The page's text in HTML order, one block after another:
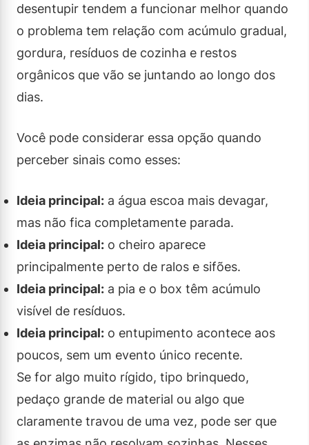
desentupir tendem a funcionar melhor quando
o problema tem relação com acúmulo gradual,
gordura, resíduos de cozinha e restos
orgânicos que vão se juntando ao longo dos
dias.
Você pode considerar essa opção quando
perceber sinais como esses:
Ideia principal: a água escoa mais devagar,
mas não fica completamente parada.
Ideia principal: o cheiro aparece
principalmente perto de ralos e sifões.
Ideia principal: a pia e o box têm acúmulo
visível de resíduos.
Ideia principal: o entupimento acontece aos
poucos, sem um evento único recente.
Se for algo muito rígido, tipo brinquedo,
pedaço grande de material ou algo que
claramente travou de uma vez, pode ser que